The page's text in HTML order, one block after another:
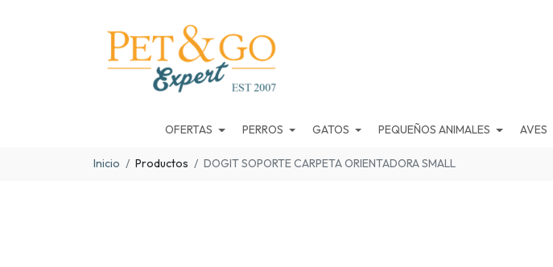
OFERTAS PERROS GATOS PEQUEÑOS ANIMALES AVES
Inicio Productos DOGIT SOPORTE CARPETA ORIENTADORA SMALL